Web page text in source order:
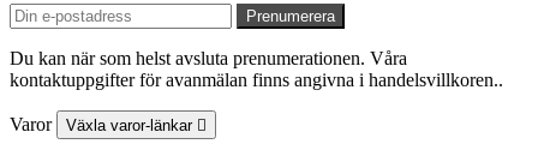
Du kan när som helst avsluta prenumerationen. Våra
kontaktuppgifter för avanmälan finns angivna i handelsvillkoren..
Varor Växla varor-länkar 